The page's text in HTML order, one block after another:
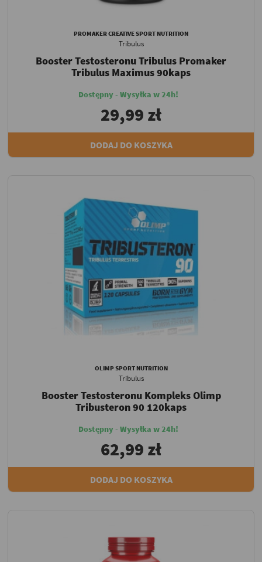
PROMAKER CREATIVE SPORT NUTRITION
Tribulus
Booster Testosteronu Tribulus Promaker
Tribulus Maximus 90kaps
Dostępny - Wysyłka w 24h!
29,99 zł
DODAJ DO KOSZYKA
OLIMP SPORT NUTRITION
Tribulus
Booster Testosteronu Kompleks Olimp
Tribusteron 90 120kaps
Dostępny - Wysyłka w 24h!
62,99 zł
DODAJ DO KOSZYKA